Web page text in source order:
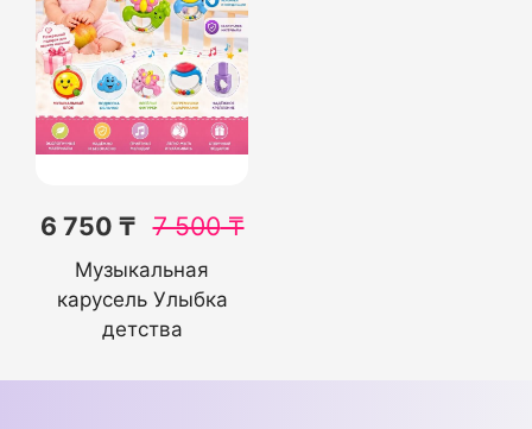
6 750 ₸ 7 500₸
Музыкальная
карусель Улыбка
детства